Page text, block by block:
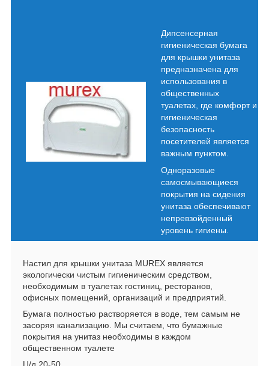
Дипсенсерная
гигиеническая бумага
для крышки унитаза
предназначена для
использования в
общественных
туалетах, где комфорт и
гигиеническая
безопасность
посетителей является
важным пунктом.
Одноразовые
самосмывающиеся
покрытия на сидения
унитаза обеспечивают
непревзойденный
уровень гигиены.
Настил для крышки унитаза MUREX является
экологически чистым гигиеническим средством,
необходимым в туалетах гостиниц, ресторанов,
офисных помещений, организаций и предприятий.
Бумага полностью растворяется в воде, тем самым не
засоряя канализацию. Мы считаем, что бумажные
покрытия на унитаз необходимы в каждом
общественном туалете
Ц/д 20-50